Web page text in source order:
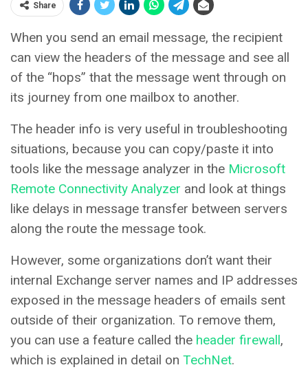
Share
When you send an email message, the recipient
can view the headers of the message and see all
of the “hops” that the message went through on
its journey from one mailbox to another.
The header info is very useful in troubleshooting
situations, because you can copy/paste it into
tools like the message analyzer in the Microsoft
Remote Connectivity Analyzer and look at things
like delays in message transfer between servers
along the route the message took.
However, some organizations don’t want their
internal Exchange server names and IP addresses
exposed in the message headers of emails sent
outside of their organization. To remove them,
you can use a feature called the header firewall,
which is explained in detail on TechNet.